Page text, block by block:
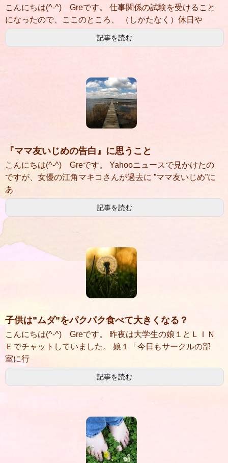
こんにちは(^-^) Greです。 仕事関係の試験を受けること
になったので、ここのところ、 （しかたなく）休日や
記事を読む
『ママ友いじめの告白』に思うこと
こんにちは(^-^) Greです。 Yahooニュースで見かけたの
ですが、女優の江角マキコさんが過去に ”ママ友いじめ”に
あ
記事を読む
子供は”ムダ”をパクパク食べて大きくなる？
こんにちは(^-^) Greです。 昨夜は大学生の娘１とＬＩＮ
Ｅでチャットしていました。 娘１「今日もサークルの部
室に行
記事を読む